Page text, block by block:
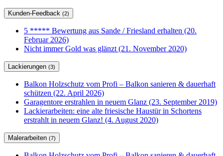
Kunden-Feedback (2)
5 ***** Bewertung aus Sande / Friesland erhalten (20.
Februar 2026)
Nicht immer Gold was glänzt (21. November 2020)
Lackierungen (3)
Balkon Holzschutz vom Profi – Balkon sanieren & dauerhaft
schützen (22. April 2026)
Garagentore erstrahlen in neuem Glanz (23. September 2019)
Lackierarbeiten: eine alte friesische Haustür in Schortens
erstrahlt in neuem Glanz! (4. August 2020)
Malerarbeiten (7)